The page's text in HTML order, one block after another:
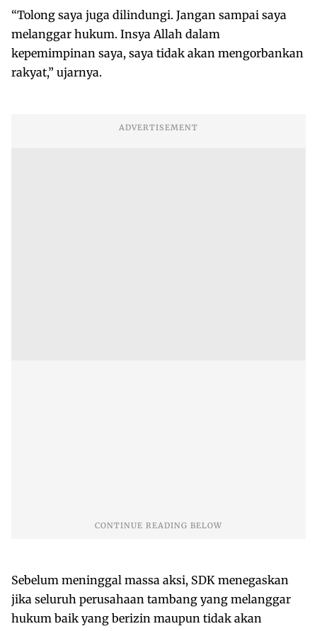
“Tolong saya juga dilindungi. Jangan sampai saya
melanggar hukum. Insya Allah dalam
kepemimpinan saya, saya tidak akan mengorbankan
rakyat,” ujarnya.
Sebelum meninggal massa aksi, SDK menegaskan
jika seluruh perusahaan tambang yang melanggar
hukum baik yang berizin maupun tidak akan